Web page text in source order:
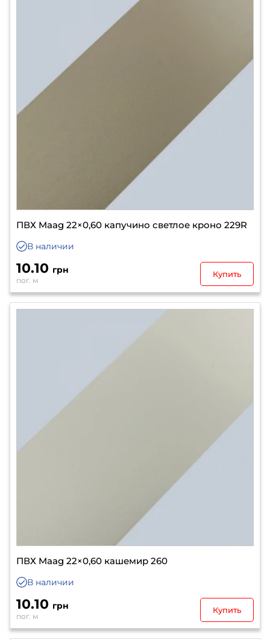
ПВХ Maag 22×0,60 капучино светлое кроно 229R
В наличии
10.10 грн
пог. м
Купить
ПВХ Maag 22×0,60 кашемир 260
В наличии
10.10 грн
пог. м
Купить